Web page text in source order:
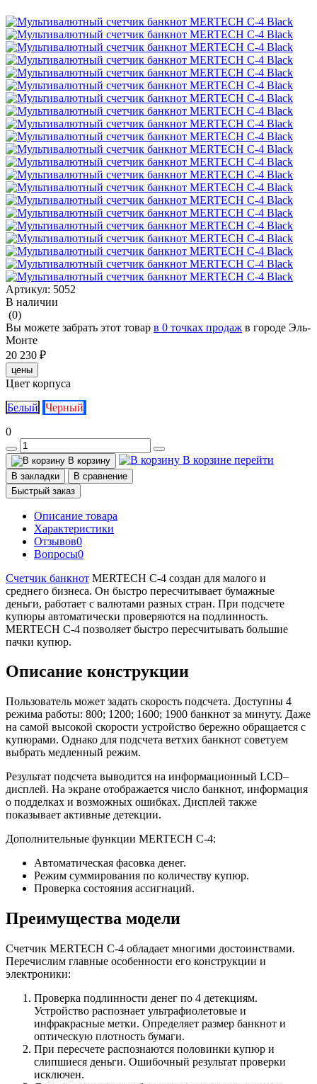
Артикул: 5052
В наличии
(0)
Вы можете забрать этот товар в 0 точках продаж в городе Эль-
Монте
20 230 ₽
цены
Цвет корпуса
Белый
Черный
0
В корзину В корзине перейти
В закладки
В сравнение
Быстрый заказ
Описание товара
Характеристики
Отзывов0
Вопросы0
Счетчик банкнот MERTECH С-4 создан для малого и
среднего бизнеса. Он быстро пересчитывает бумажные
деньги, работает с валютами разных стран. При подсчете
купюры автоматически проверяются на подлинность.
MERTECH С-4 позволяет быстро пересчитывать большие
пачки купюр.
Описание конструкции
Пользователь может задать скорость подсчета. Доступны 4
режима работы: 800; 1200; 1600; 1900 банкнот за минуту. Даже
на самой высокой скорости устройство бережно обращается с
купюрами. Однако для подсчета ветхих банкнот советуем
выбрать медленный режим.
Результат подсчета выводится на информационный LCD–
дисплей. На экране отображается число банкнот, информация
о подделках и возможных ошибках. Дисплей также
показывает активные детекции.
Дополнительные функции MERTECH С-4:
Автоматическая фасовка денег.
Режим суммирования по количеству купюр.
Проверка состояния ассигнаций.
Преимущества модели
Счетчик MERTECH С-4 обладает многими достоинствами.
Перечислим главные особенности его конструкции и
электроники:
Проверка подлинности денег по 4 детекциям.
Устройство распознает ультрафиолетовые и
инфракрасные метки. Определяет размер банкнот и
оптическую плотность бумаги.
При пересчете распознаются половинки купюр и
слипшиеся деньги. Ошибочный результат проверки
исключен.